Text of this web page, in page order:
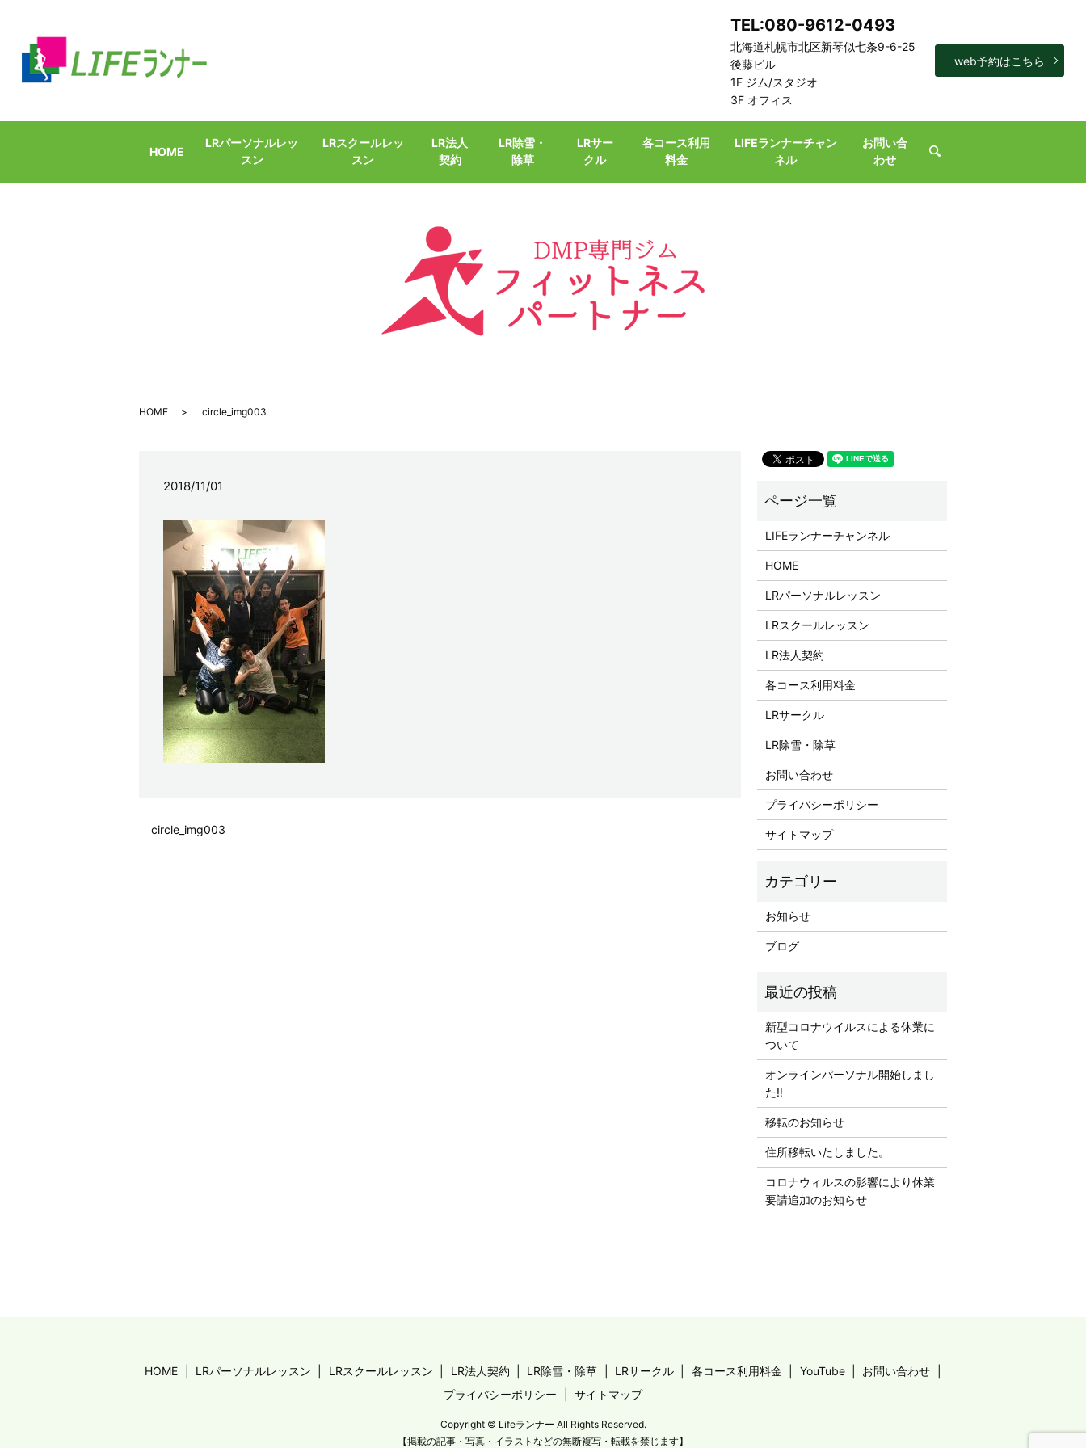
HOME
LRパーソナルレッ
スン
LRスクールレッ
スン
LR法人
契約
LR除雪・
除草
LRサー
クル
各コース利用
料金
LIFEランナーチャン
ネル
お問い合
わせ
search
TEL:080-9612-0493
北海道札幌市北区新琴似七条9-6-25
後藤ビル
1F ジム/スタジオ
3F オフィス
web予約はこちら
HOME circle_img003
2018/11/01
circle_img003
LIFEランナーチャンネル
HOME
LRパーソナルレッスン
LRスクールレッスン
LR法人契約
各コース利用料金
LRサークル
LR除雪・除草
お問い合わせ
プライバシーポリシー
サイトマップ
お知らせ
ブログ
新型コロナウイルスによる休業に
ついて
オンラインパーソナル開始しまし
た‼︎
移転のお知らせ
住所移転いたしました。
コロナウィルスの影響により休業
要請追加のお知らせ
HOME LRパーソナルレッスン LRスクールレッスン LR法人契約 LR除雪・除草 LRサークル 各コース利用料金 YouTube
お問い合わせ
プライバシーポリシー
サイトマップ
Copyright © Lifeランナー All Rights Reserved.
【掲載の記事・写真・イラストなどの無断複写・転載を禁じます】